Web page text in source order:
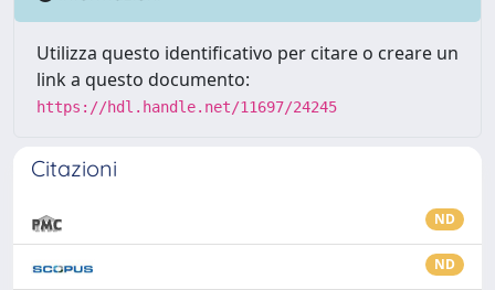
Utilizza questo identificativo per citare o creare un
link a questo documento:
https://hdl.handle.net/11697/24245
Citazioni
ND
ND